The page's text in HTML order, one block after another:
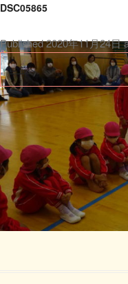
DSC05865
Published2020年11月24日
← 前へ